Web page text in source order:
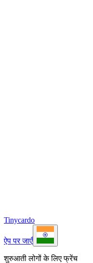
Tinycardo
ऐप पर जाएँ
शुरुआती लोगों के लिए फ्रेंच